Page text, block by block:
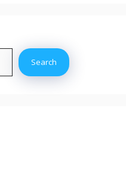
Search